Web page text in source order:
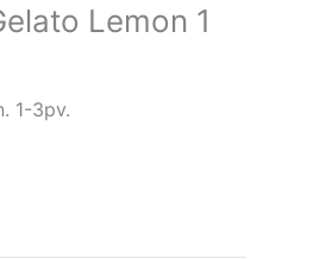
Lemon 1
1-3pv.